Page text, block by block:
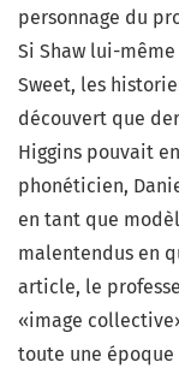
personnage du
Si Shaw lui-
Sweet, les
découvert que
Higgins pouvait
phonéticien,
en tant que
malentendus en
article, le
«image
toute une